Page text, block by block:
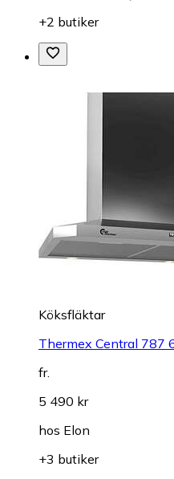
+2 butiker
Köksfläktar
Thermex Central 787
fr.
5 490 kr
hos Elon
+3 butiker